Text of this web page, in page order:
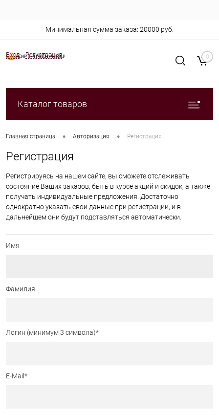
Вход Регистрация
Минимальная сумма заказа: 20000 руб.
0
Каталог товаров
Главная страница • Авторизация • Регистрация
Регистрация
Регистрируясь на нашем сайте, вы сможете отслеживать
состояние Ваших заказов, быть в курсе акций и скидок, а также
получать индивидуальные предложения. Достаточно
однократно указать свои данные при регистрации, и в
дальнейшем они будут подставляться автоматически.
Имя
Фамилия
Логин (минимум 3 символа)*
E-Mail *